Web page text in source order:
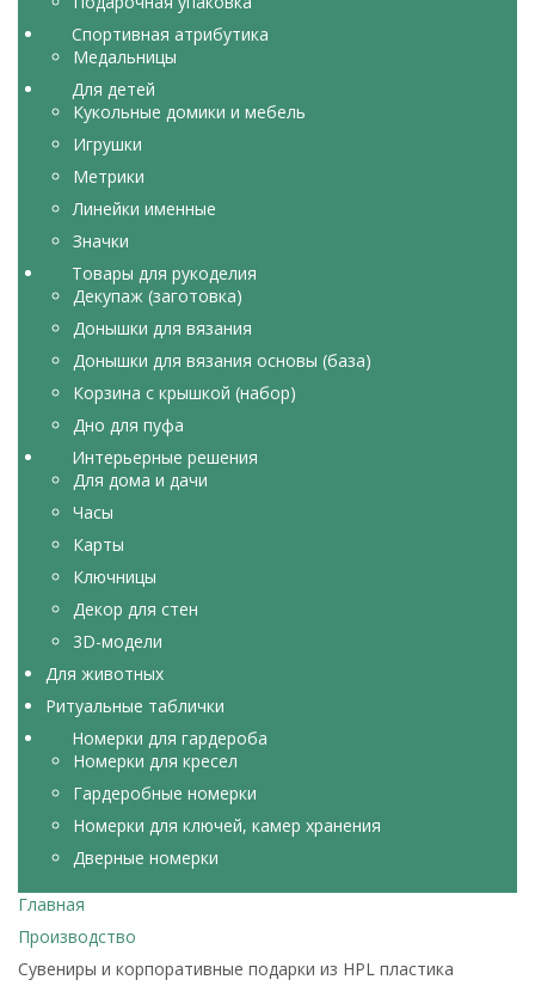
Спортивная атрибутика
Медальницы
Для детей
Кукольные домики и мебель
Игрушки
Метрики
Линейки именные
Значки
Товары для рукоделия
Декупаж (заготовка)
Донышки для вязания
Донышки для вязания основы (база)
Корзина с крышкой (набор)
Дно для пуфа
Интерьерные решения
Для дома и дачи
Часы
Карты
Ключницы
Декор для стен
3D-модели
Для животных
Ритуальные таблички
Номерки для гардероба
Номерки для кресел
Гардеробные номерки
Номерки для ключей, камер хранения
Дверные номерки
Главная
Производство
Сувениры и корпоративные подарки из HPL пластика